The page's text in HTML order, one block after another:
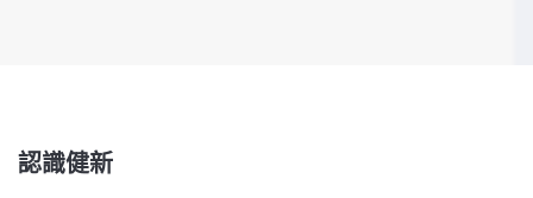
認識健新